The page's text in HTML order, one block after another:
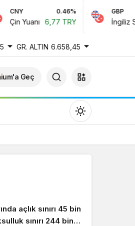
0.46%
Yuanı 6,77 TRY
GBP
İngiliz
GR. ALTIN 6.658,45
Geç
seçin.
açlık sınırı 45 bin
sınırı 244 bin